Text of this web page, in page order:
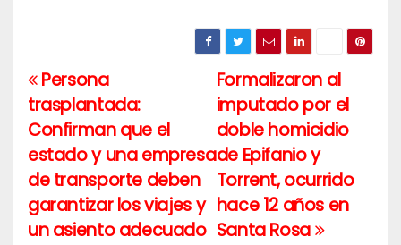
Navegación
de
entradas
Formalizaron al
imputado por el
doble homicidio
de Epifanio y
Torrent, ocurrido
hace 12 años en
Santa Rosa
Persona
trasplantada:
Confirman que el
estado y una empresa
de transporte deben
garantizar los viajes y
un asiento adecuado